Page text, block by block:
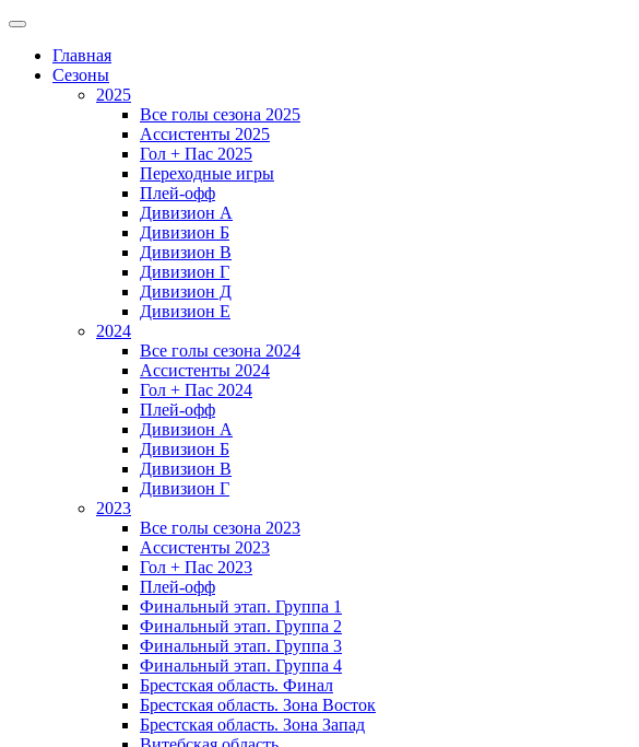
Главная
Сезоны
2025
Все голы сезона 2025
Ассистенты 2025
Гол + Пас 2025
Переходные игры
Плей-офф
Дивизион A
Дивизион Б
Дивизион В
Дивизион Г
Дивизион Д
Дивизион Е
2024
Все голы сезона 2024
Ассистенты 2024
Гол + Пас 2024
Плей-офф
Дивизион A
Дивизион Б
Дивизион В
Дивизион Г
2023
Все голы сезона 2023
Ассистенты 2023
Гол + Пас 2023
Плей-офф
Финальный этап. Группа 1
Финальный этап. Группа 2
Финальный этап. Группа 3
Финальный этап. Группа 4
Брестская область. Финал
Брестская область. Зона Восток
Брестская область. Зона Запад